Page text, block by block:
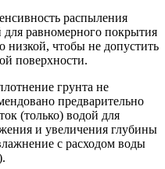
распыления
равномерного покрытия
низкой, чтобы не допустить
поверхности.
грунта не
предварительно
(только) водой для
и увеличения глубины
с расходом воды